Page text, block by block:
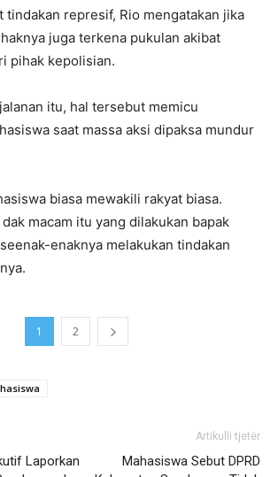
tindakan represif, Rio mengatakan jika
juga terkena pukulan akibat
pihak kepolisian.
itu, hal tersebut memicu
saat massa aksi dipaksa mundur
biasa mewakili rakyat biasa.
macam itu yang dilakukan bapak
enaknya melakukan tindakan
1 2
Laporkan
Artikulli tjetër
Mahasiswa Sebut DPRD